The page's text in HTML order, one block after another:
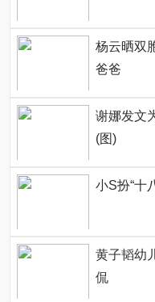
杨云晒双
爸爸
谢娜发文
(图)
小S扮“十
黄子韬幼
侃